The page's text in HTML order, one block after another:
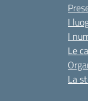
I
I
Le
La